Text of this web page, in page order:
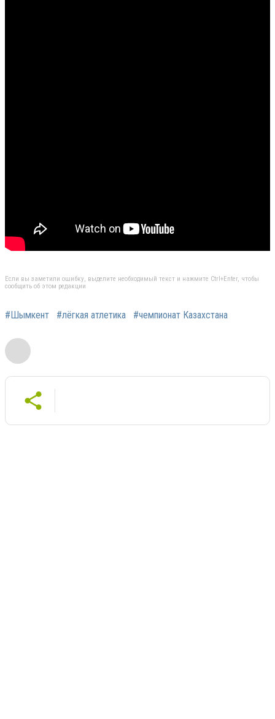
Если вы заметили ошибку, выделите необходимый текст и нажмите Ctrl+Enter, чтобы
сообщить об этом редакции
#Шымкент #лёгкая атлетика #чемпионат Казахстана